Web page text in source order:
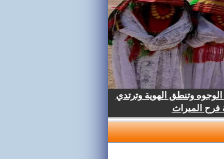
وتنطق الهوية وترتدي
فرح الميراث